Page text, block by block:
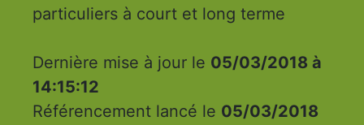
particuliers à court et long terme
Dernière mise à jour le 05/03/2018 à
14:15:12
Référencement lancé le 05/03/2018